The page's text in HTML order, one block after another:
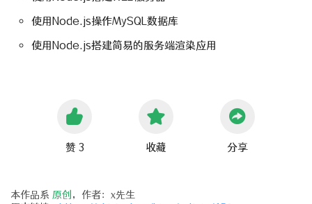
使用Node.js操作MySQL数据库
使用Node.js搭建简易的服务端渲染应用
赞 3 收藏 分享
本作品系 原创 ，作者：x先生